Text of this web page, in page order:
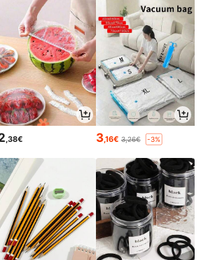
,38€ 3,16€ 3,26€ -3%